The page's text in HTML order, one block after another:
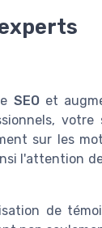
SEOet
sur les
l'attention
de